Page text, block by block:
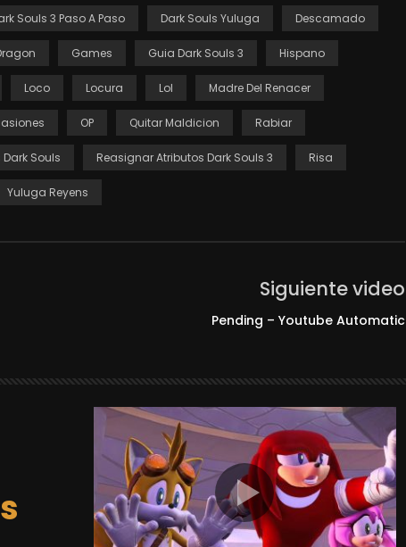
Souls 3 Paso A Paso Dark Souls Yuluga Descamado
Games Guia Dark Souls 3 Hispano
Loco Locura Lol Madre Del Renacer
OP Quitar Maldicion Rabiar
Souls Reasignar Atributos Dark Souls 3 Risa
Yuluga Reyens
Siguiente video
Pending – Youtube Automatic